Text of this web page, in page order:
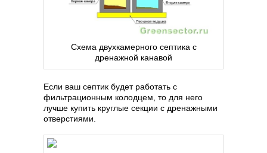
Схема двухкамерного септика с
дренажной канавой
Если ваш септик будет работать с
фильтрационным колодцем, то для него
лучше купить круглые секции с дренажными
отверстиями.